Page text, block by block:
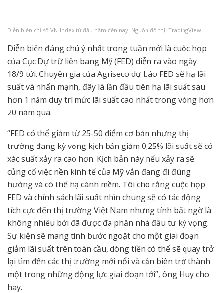
Diễn biến chỉ số VN-Index từ đầu năm đến nay. Nguồn đồ thị: TradingView
Diễn biến đáng chú ý nhất trong tuần mới là cuộc họp
của Cục Dự trữ liên bang Mỹ (FED) diễn ra vào ngày
18/9 tới. Chuyên gia của Agriseco dự báo FED sẽ hạ lãi
suất và nhấn mạnh, đây là lần đầu tiên hạ lãi suất sau
hơn 1 năm duy trì mức lãi suất cao nhất trong vòng hơn
20 năm qua.
“FED có thể giảm từ 25-50 điểm cơ bản nhưng thị
trường đang kỳ vọng kịch bản giảm 0,25% lãi suất sẽ có
xác suất xảy ra cao hơn. Kịch bản này nếu xảy ra sẽ
củng cố việc nền kinh tế của Mỹ vẫn đang đi đúng
hướng và có thể hạ cánh mềm. Tôi cho rằng cuộc họp
FED và chính sách lãi suất nhìn chung sẽ có tác động
tích cực đến thị trường Việt Nam nhưng tính bất ngờ là
không nhiều bởi đã được đa phần nhà đầu tư kỳ vọng.
Sự kiện sẽ mang tính bước ngoặt cho một giai đoạn
giảm lãi suất trên toàn cầu, dòng tiền có thể sẽ quay trở
lại tìm đến các thị trường mới nổi và cận biên trở thành
một trong những động lực giai đoạn tới”, ông Huy cho
hay.